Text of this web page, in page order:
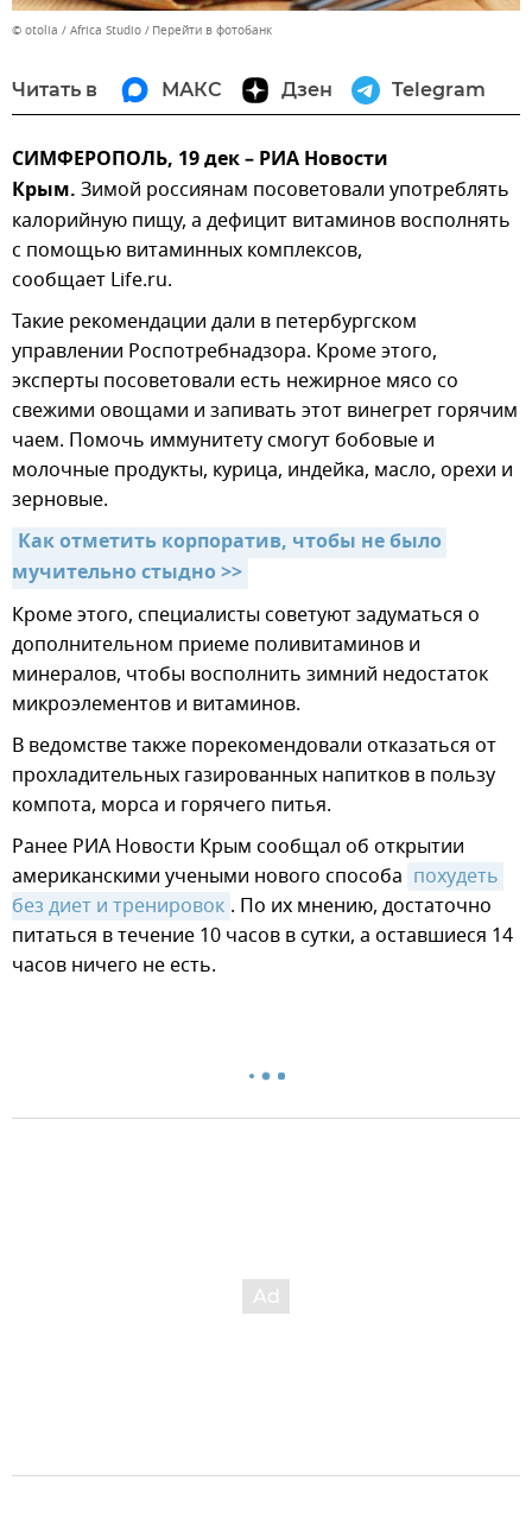
© otolia / Africa Studio Перейти в фотобанк
Читать в МАКС Дзен Telegram
СИМФЕРОПОЛЬ, 19 дек – РИА Новости
Крым. Зимой россиянам посоветовали употреблять
калорийную пищу, а дефицит витаминов восполнять
с помощью витаминных комплексов,
сообщает Life.ru.
Такие рекомендации дали в петербургском
управлении Роспотребнадзора. Кроме этого,
эксперты посоветовали есть нежирное мясо со
свежими овощами и запивать этот винегрет горячим
чаем. Помочь иммунитету смогут бобовые и
молочные продукты, курица, индейка, масло, орехи и
зерновые.
Как отметить корпоратив, чтобы не было
мучительно стыдно >>
Кроме этого, специалисты советуют задуматься о
дополнительном приеме поливитаминов и
минералов, чтобы восполнить зимний недостаток
микроэлементов и витаминов.
В ведомстве также порекомендовали отказаться от
прохладительных газированных напитков в пользу
компота, морса и горячего питья.
Ранее РИА Новости Крым сообщал об открытии
американскими учеными нового способа похудеть
без диет и тренировок . По их мнению, достаточно
питаться в течение 10 часов в сутки, а оставшиеся 14
часов ничего не есть.